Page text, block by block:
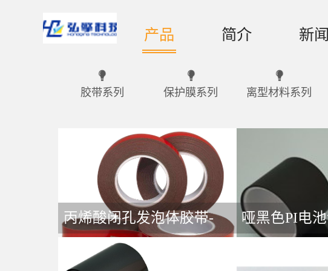
首页 产品 简介 新闻
胶带系列 保护膜系列 离型材料系列
丙烯酸闭孔发泡体胶带-